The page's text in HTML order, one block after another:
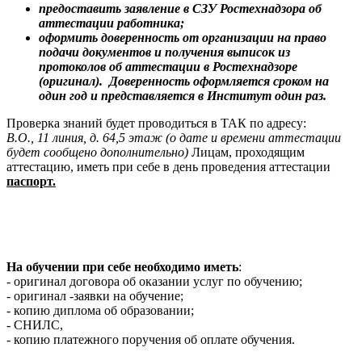
предоставить заявление в СЗУ Ростехнадзора об
аттестации работника;
оформить доверенность от организации на право
подачи документов и получения выписок из
протоколов об аттестации в Ростехнадзоре
(оригинал). Доверенность оформляется сроком на
один год и представляется в Институт один раз.
Проверка знаний будет проводиться в ТАК по адресу:
В.О., 11 линия, д. 64,5 этаж (о дате и времени аттестации
будет сообщено дополнительно) Лицам, проходящим
аттестацию, иметь при себе в день проведения аттестации
паспорт.
На обучении при себе необходимо иметь:
- оригинал договора об оказании услуг по обучению;
- оригинал -заявки на обучение;
- копию диплома об образовании;
- СНИЛС,
- копию платежного поручения об оплате обучения.